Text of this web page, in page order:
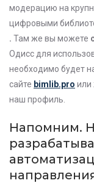
модерацию на
цифровыми
. Там же вы можете
Одисс для
необходимо будет
сайте bimlib.pro или
наш профиль.
Напомним.